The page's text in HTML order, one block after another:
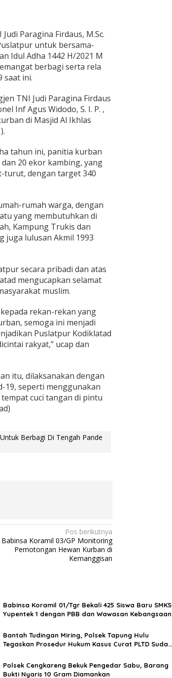
Paragina Firdaus, M.Sc.
untuk bersama-
Idul Adha 1442 H/2021 M
berbagi serta rela
saat ini.
TNI Judi Paragina Firdaus
Inf Agus Widodo, S. I. P. ,
di Masjid Al Ikhlas
tahun ini, panitia kurban
20 ekor kambing, yang
turut, dengan target 340
rumah warga, dengan
yang membutuhkan di
Kampung Trukis dan
juga lulusan Akmil 1993
secara pribadi dan atas
mengucapkan selamat
muslim.
rekan-rekan yang
semoga ini menjadi
Puslatpur Kodiklatad
rakyat,” ucap dan
itu, dilaksanakan dengan
19, seperti menggunakan
cuci tangan di pintu
Berbagi Di Tengah Pande
Pos berikutnya
Babinsa Koramil 03/GP Monitoring
Pemotongan Hewan Kurban di
Kemanggisan
Babinsa Koramil 01/Tgr Bekali 425 Siswa Baru SMKS
Yupentek 1 dengan PBB dan Wawasan Kebangsaan
Bantah Tudingan Miring, Polsek Tapung Hulu
Tegaskan Prosedur Hukum Kasus Curat PLTD Sudah
Polsek Cengkareng Bekuk Pengedar Sabu, Barang
Bukti Nyaris 10 Gram Diamankan